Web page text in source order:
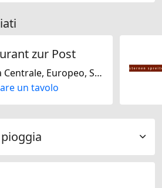
zur Post
Europa Centrale, Europeo, Svizzera
un tavolo